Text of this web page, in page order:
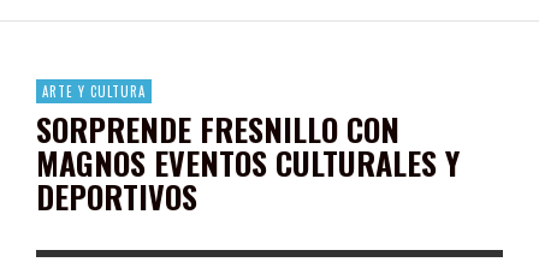
SON MUJERES GUADALUPENSES PRINCIPALES BENEFICIADAS DEL PROGRAMA
ARTE Y CULTURA
SORPRENDE FRESNILLO CON
MAGNOS EVENTOS CULTURALES Y
DEPORTIVOS